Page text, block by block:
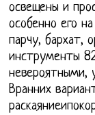
освещены и
особенно его
парчу, бархат,
инструменты
невероятными,
Вранних